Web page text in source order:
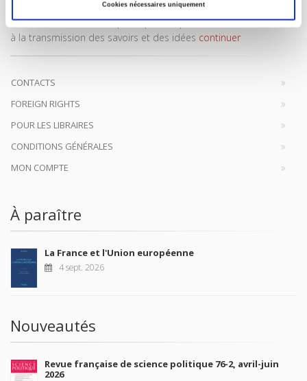
Cookies nécessaires uniquement
Maison d'édition dédiée aux sciences humaines et sociales, les
Presses de Sciences Po participent depuis leur création en 1976
à la transmission des savoirs et des idées continuer
CONTACTS
FOREIGN RIGHTS
POUR LES LIBRAIRES
CONDITIONS GÉNÉRALES
MON COMPTE
À paraître
La France et l'Union européenne
4 sept. 2026
Nouveautés
Revue française de science politique 76-2, avril-juin
2026